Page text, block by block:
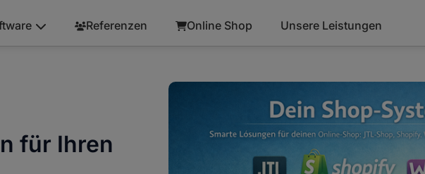
Referenzen Online Shop Unsere Leistungen
für Ihren